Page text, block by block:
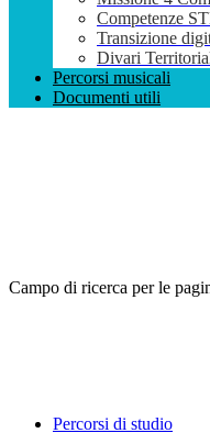
Competenze
Transizione
Divari
Percorsi musicali
Documenti utili
Campo di ricerca per le
Percorsi di studio